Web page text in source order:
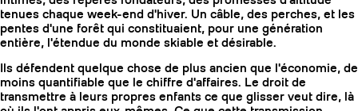
tenues chaque week-end d'hiver. Un câble, des perches, et les
pentes d'une forêt qui constituaient, pour une génération
entière, l'étendue du monde skiable et désirable.
Ils défendent quelque chose de plus ancien que l'économie, de
moins quantifiable que le chiffre d'affaires. Le droit de
transmettre à leurs propres enfants ce que glisser veut dire, là